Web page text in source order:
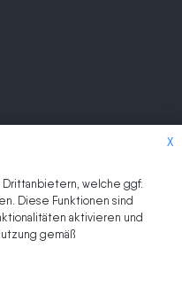
X
welche ggf.
Diese Funktionen sind
aktivieren und
gemäß